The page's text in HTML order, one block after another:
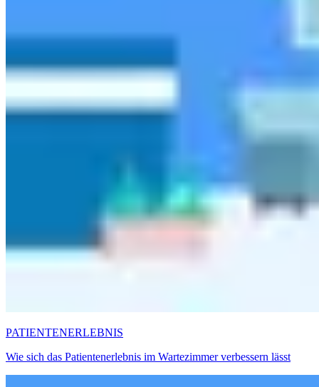
PATIENTENERLEBNIS
Wie sich das Patientenerlebnis im Wartezimmer verbessern lässt